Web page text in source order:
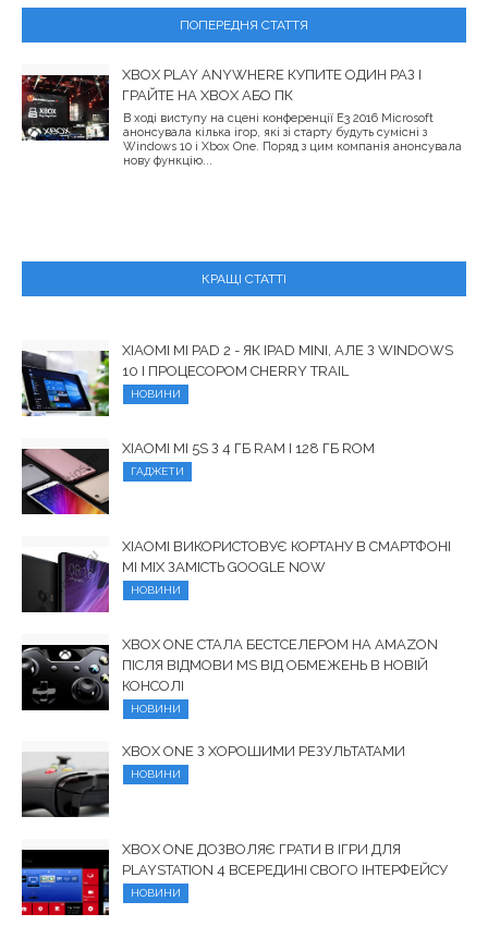
ПОПЕРЕДНЯ СТАТТЯ
XBOX PLAY ANYWHERE КУПИТЕ ОДИН РАЗ І
ГРАЙТЕ НА XBOX АБО ПК
В ході виступу на сцені конференції E3 2016 Microsoft
анонсувала кілька ігор, які зі старту будуть сумісні з
Windows 10 і Xbox One. Поряд з цим компанія анонсувала
нову функцію...
КРАЩІ СТАТТІ
XIAOMI MI PAD 2 - ЯК IPAD MINI, АЛЕ З WINDOWS
10 І ПРОЦЕСОРОМ CHERRY TRAIL
НОВИНИ
XIAOMI MI 5S З 4 ГБ RAM І 128 ГБ ROM
ГАДЖЕТИ
XIAOMI ВИКОРИСТОВУЄ КОРТАНУ В СМАРТФОНІ
MI MIX ЗАМІСТЬ GOOGLE NOW
НОВИНИ
XBOX ONE СТАЛА БЕСТСЕЛЕРОМ НА AMAZON
ПІСЛЯ ВІДМОВИ MS ВІД ОБМЕЖЕНЬ В НОВІЙ
КОНСОЛІ
НОВИНИ
XBOX ONE З ХОРОШИМИ РЕЗУЛЬТАТАМИ
НОВИНИ
XBOX ONE ДОЗВОЛЯЄ ГРАТИ В ІГРИ ДЛЯ
PLAYSTATION 4 ВСЕРЕДИНІ СВОГО ІНТЕРФЕЙСУ
НОВИНИ